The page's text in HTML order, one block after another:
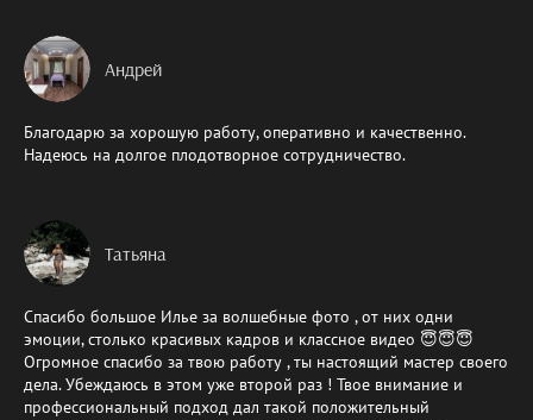
Андрей
Благодарю за хорошую работу, оперативно и качественно.
Надеюсь на долгое плодотворное сотрудничество.
Татьяна
Спасибо большое Илье за волшебные фото , от них одни
эмоции, столько красивых кадров и классное видео 😇😇😇
Огромное спасибо за твою работу , ты настоящий мастер своего
дела. Убеждаюсь в этом уже второй раз ! Твое внимание и
профессиональный подход дал такой положительный